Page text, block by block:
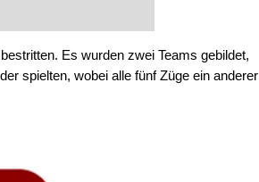
Es wurden zwei Teams gebildet,
spielten, wobei alle fünf Züge ein anderer